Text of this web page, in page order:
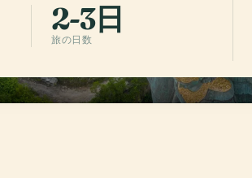
2-3日
旅の日数